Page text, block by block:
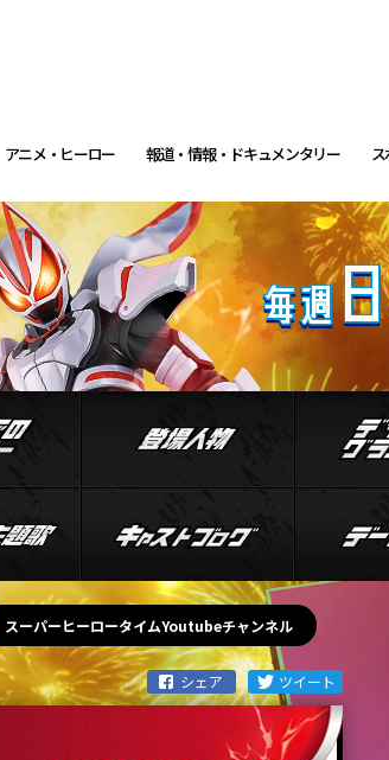
アニメ・ヒーロー 報道・情報・ドキュメンタリー
ョン 前回までのストーリー登場人物
スタッフ・主題歌 キャス
スーパーヒーロータイムYoutubeチャンネル